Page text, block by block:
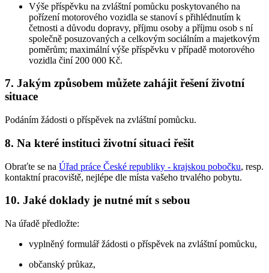
Výše příspěvku na zvláštní pomůcku poskytovaného na
pořízení motorového vozidla se stanoví s přihlédnutím k
četnosti a důvodu dopravy, příjmu osoby a příjmu osob s ní
společně posuzovaných a celkovým sociálním a majetkovým
poměrům; maximální výše příspěvku v případě motorového
vozidla činí 200 000 Kč.
7. Jakým způsobem můžete zahájit řešení životní
situace
Podáním žádosti o příspěvek na zvláštní pomůcku.
8. Na které instituci životní situaci řešit
Obraťte se na Úřad práce České republiky - krajskou pobočku, resp.
kontaktní pracoviště, nejlépe dle místa vašeho trvalého pobytu.
10. Jaké doklady je nutné mít s sebou
Na úřadě předložte:
vyplněný formulář žádosti o příspěvek na zvláštní pomůcku,
občanský průkaz,